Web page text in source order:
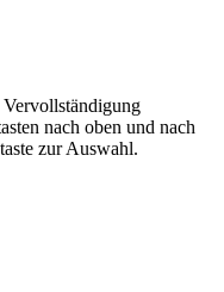
Vervollständigung
nach oben und nach
zur Auswahl.